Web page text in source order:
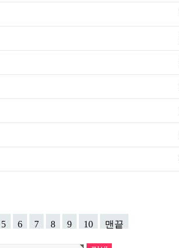
5 6 7 8 9 10 맨끝